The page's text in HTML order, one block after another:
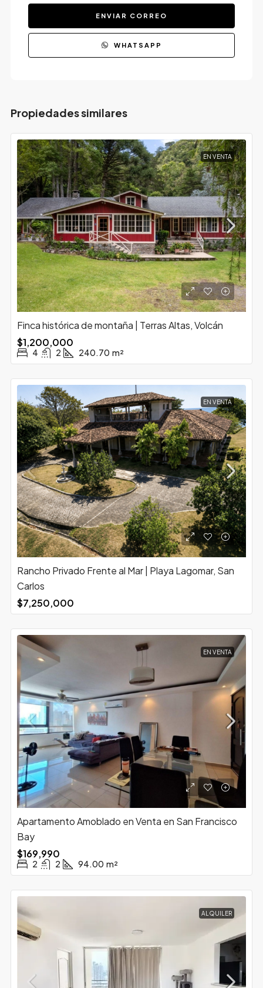
ENVIAR CORREO
WHATSAPP
Propiedades similares
EN VENTA
Finca histórica de montaña | Terras Altas, Volcán
$1,200,000
4 2 240.70 m²
EN VENTA
Rancho Privado Frente al Mar | Playa Lagomar, San
Carlos
$7,250,000
EN VENTA
Apartamento Amoblado en Venta en San Francisco
Bay
$169,990
2 2 94.00 m²
ALQUILER